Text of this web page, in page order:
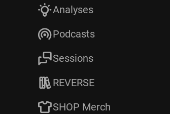
Analyses
Podcasts
Sessions
REVERSE
SHOP Merch